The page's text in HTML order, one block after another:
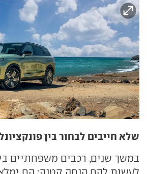
שלא חייבים לבחור בין
במשך שנים, רכבים משפחתיים